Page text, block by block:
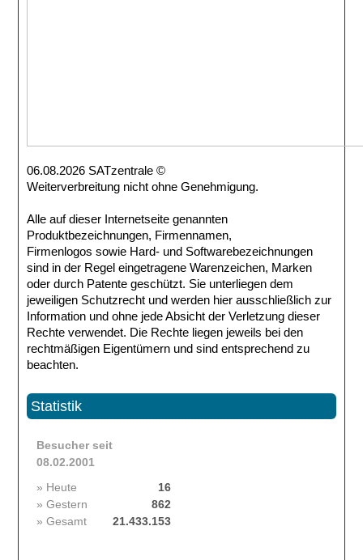
06.08.2026 SATzentrale ©
Weiterverbreitung nicht ohne Genehmigung.
Alle auf dieser Internetseite genannten
Produktbezeichnungen, Firmennamen,
Firmenlogos sowie Hard- und Softwarebezeichnungen
sind in der Regel eingetragene Warenzeichen, Marken
oder durch Patente geschützt. Sie unterliegen dem
jeweiligen Schutzrecht und werden hier ausschließlich zur
Information und ohne jede Absicht der Verletzung dieser
Rechte verwendet. Die Rechte liegen jeweils bei den
rechtmäßigen Eigentümern und sind entsprechend zu
beachten.
Statistik
Besucher seit
08.02.2001
» Heute
16
» Gestern
862
» Gesamt
21.433.153